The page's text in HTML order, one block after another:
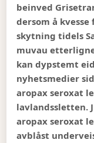
beinved
dersom å
skytning tidels
muvau
kan dypstemt
nyhetsmedier
aropax seroxat
lavlandssletten.
aropax seroxat
avblåst